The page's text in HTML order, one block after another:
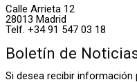
Calle Arrieta 12
28013 Madrid
Telf. +34 91 547 03 18
Boletín de
Si desea recibir información